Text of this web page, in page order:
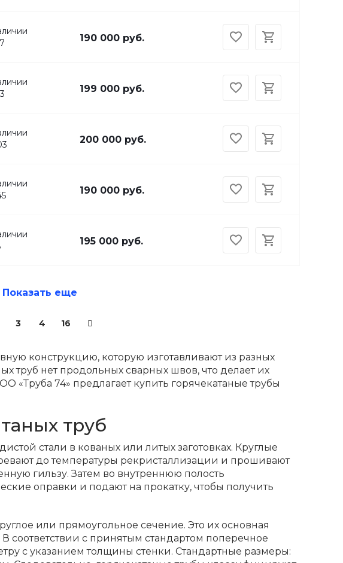
190 000 руб.
199 000 руб.
200 000 руб.
190 000 руб.
195 000 руб.
Показать еще
3 4 16
конструкцию, которую изготавливают из разных
труб нет продольных сварных швов, что делает их
74» предлагает купить горячекатаные трубы
труб
стали в кованых или литых заготовках. Круглые
до температуры рекристаллизации и прошивают
гильзу. Затем во внутреннюю полость
оправки и подают на прокатку, чтобы получить
или прямоугольное сечение. Это их основная
соответствии с принятым стандартом поперечное
с указанием толщины стенки. Стандартные размеры: